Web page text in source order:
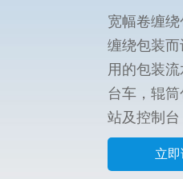
宽幅卷缠
缠绕包装
用的包装
台车，辊
站及控制台
立